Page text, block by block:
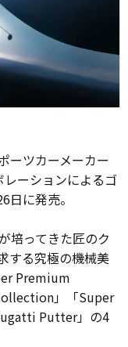
ーツカーメーカー
ーションによるゴ
に発売。
培ってきた匠のク
する究極の機械美
Premium
」「Super
Putter」の4